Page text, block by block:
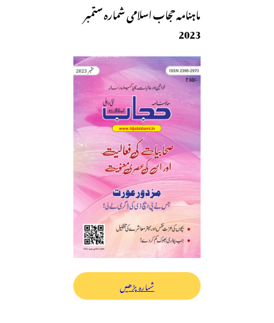
ماہنامہ حجاب اسلامی شمارہ ستمبر
2023
شمارہ پڑھیں